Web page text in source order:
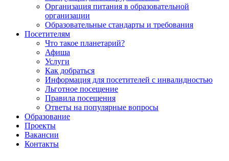
Организация питания в образовательной
организации
Образовательные стандарты и требования
Посетителям
Что такое планетарий?
Афиша
Услуги
Как добраться
Информация для посетителей с инвалидностью
Льготное посещение
Правила посещения
Ответы на популярные вопросы
Образование
Проекты
Вакансии
Контакты